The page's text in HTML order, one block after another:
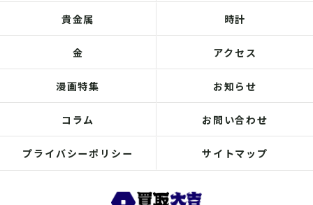
貴金属 時計
金 アクセス
漫画特集 お知らせ
コラム お問い合わせ
プライバシーポリシー サイトマップ